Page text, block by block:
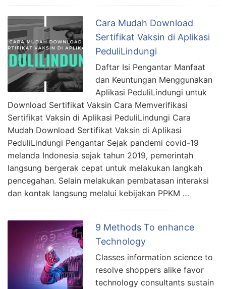
Cara Mudah Download
Sertifikat Vaksin di Aplikasi
PeduliLindungi
Daftar Isi Pengantar Manfaat
dan Keuntungan Menggunakan
Aplikasi PeduliLindungi untuk
Download Sertifikat Vaksin Cara Memverifikasi
Sertifikat Vaksin di Aplikasi PeduliLindungi Cara
Mudah Download Sertifikat Vaksin di Aplikasi
PeduliLindungi Pengantar Sejak pandemi covid-19
melanda Indonesia sejak tahun 2019, pemerintah
langsung bergerak cepat untuk melakukan langkah
pencegahan. Selain melakukan pembatasan interaksi
dan kontak langsung melalui kebijakan PPKM …
9 Methods To enhance
Technology
Classes information science to
resolve shoppers alike favor
technology consultants sustain